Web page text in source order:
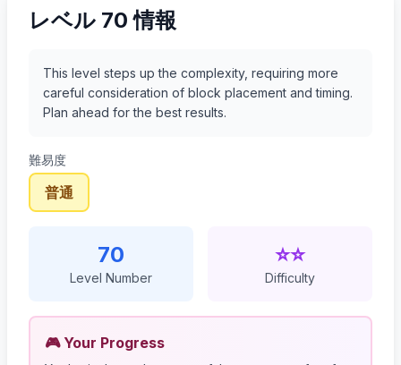
レベル 70 情報
This level steps up the complexity, requiring more
careful consideration of block placement and timing.
Plan ahead for the best results.
難易度
普通
70
Level Number
⭐⭐
Difficulty
🎮 Your Progress